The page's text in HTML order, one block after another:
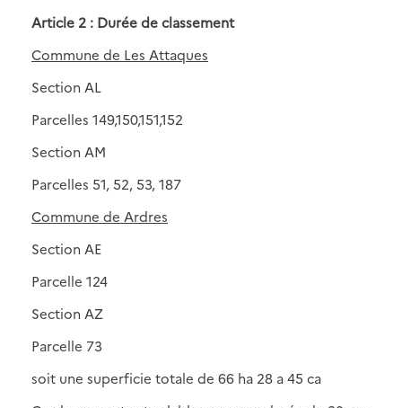
Article 2 : Durée de classement
Commune de Les Attaques
Section AL
Parcelles 149,150,151,152
Section AM
Parcelles 51, 52, 53, 187
Commune de Ardres
Section AE
Parcelle 124
Section AZ
Parcelle 73
soit une superficie totale de 66 ha 28 a 45 ca